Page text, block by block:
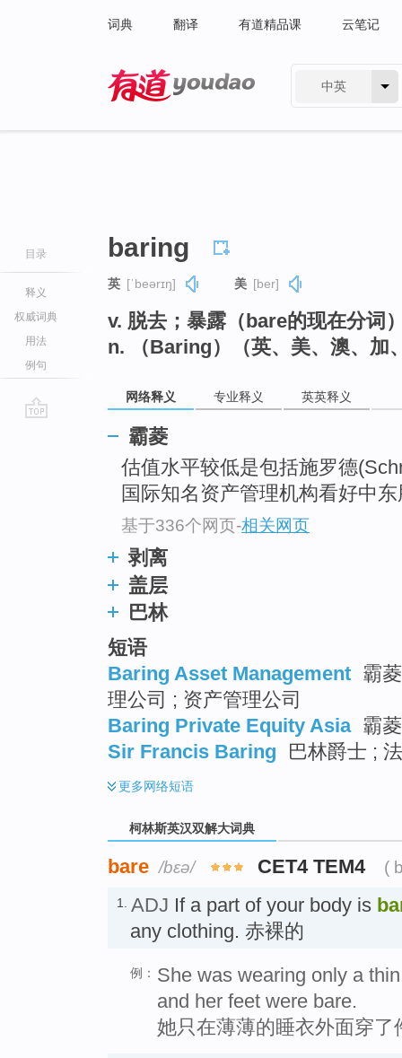
词典 翻译 有道精品课 云笔记
中英
目录
释义
权威词典
用法
例句
baring
英 [ˈbeərɪŋ] 美 [ber]
v. 脱去；暴露（bare的现在分词
n. （Baring）（英、美、澳、加
网络释义 专业释义 英英释义
霸菱
估值水平较低是包括施罗德
国际知名资产管理机构看好中
基于336个网页-相关网页
剥离
盖层
巴林
短语
Baring Asset Management 霸
理公司 ; 资产管理公司
Baring Private Equity Asia 霸
Sir Francis Baring
巴林爵士 ;
更多网络短语
柯林斯英汉双解大词典
bare /bɛə/ CET4 TEM4 (
1. ADJ If a part of your body is
any clothing. 赤裸的
例： She was wearing only a
and her feet were bare.
她只在薄薄的睡衣外面穿